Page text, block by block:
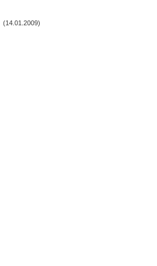
(14.01.2009)